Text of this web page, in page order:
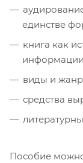
единстве
книга как
виды и
средства
Пособие